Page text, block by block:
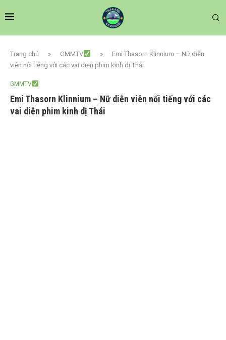
Trang chủ » GMMTV »
Emi Thasorn Klinnium – Nữ diễn
viên nổi tiếng với các vai diễn phim kinh dị Thái
GMMTV
Emi Thasorn Klinnium – Nữ diễn viên nổi tiếng với các
vai diễn phim kinh dị Thái